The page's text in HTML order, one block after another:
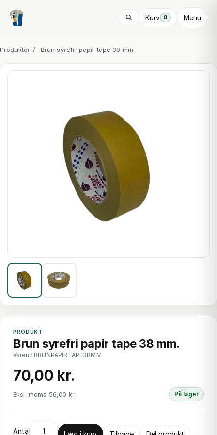
Kurv 0 Menu
Produkter / Brun syrefri papir tape 38 mm.
PRODUKT
Brun syrefri papir tape 38 mm.
Varenr: BRUNPAPIRTAPE38MM
70,00 kr.
Eksl. moms 56,00 kr. På lager
Antal